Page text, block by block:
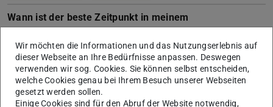
Wann ist der beste Zeitpunkt in meinem
Welche ausländische Universität kommt für
mich in Frage?
Welche Partnerschaften gibt es?
Wir möchten die Informationen und das Nutzungserlebnis auf
dieser Webseite an Ihre Bedürfnisse anpassen. Deswegen
verwenden wir sog. Cookies. Sie können selbst entscheiden,
welche Cookies genau bei Ihrem Besuch unserer Webseiten
gesetzt werden sollen.
Einige Cookies sind für den Abruf der Website notwendig,